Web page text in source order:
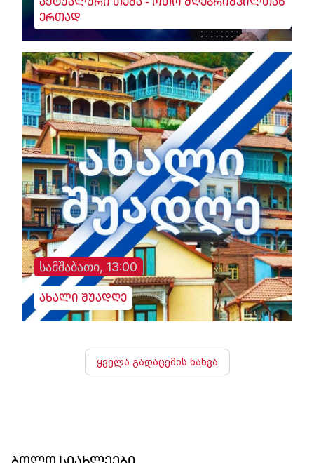
აქტუალური თემა - ოთო მღებრიშვილთან
ერთად
სამშაბათი, 13:00
ახალი შუადღე
ყველა გადაცემის ნახვა